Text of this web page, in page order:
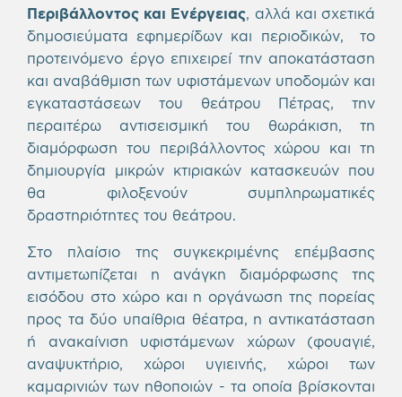
Περιβάλλοντος και Ενέργειας, αλλά και σχετικά
δημοσιεύματα εφημερίδων και περιοδικών, το
προτεινόμενο έργο επιχειρεί την αποκατάσταση
και αναβάθμιση των υφιστάμενων υποδομών και
εγκαταστάσεων του θεάτρου Πέτρας, την
περαιτέρω αντισεισμική του θωράκιση, τη
διαμόρφωση του περιβάλλοντος χώρου και τη
δημιουργία μικρών κτιριακών κατασκευών που
θα φιλοξενούν συμπληρωματικές
δραστηριότητες του θεάτρου.
Στο πλαίσιο της συγκεκριμένης επέμβασης
αντιμετωπίζεται η ανάγκη διαμόρφωσης της
εισόδου στο χώρο και η οργάνωση της πορείας
προς τα δύο υπαίθρια θέατρα, η αντικατάσταση
ή ανακαίνιση υφιστάμενων χώρων (φουαγιέ,
αναψυκτήριο, χώροι υγιεινής, χώροι των
καμαρινιών των ηθοποιών - τα οποία βρίσκονται